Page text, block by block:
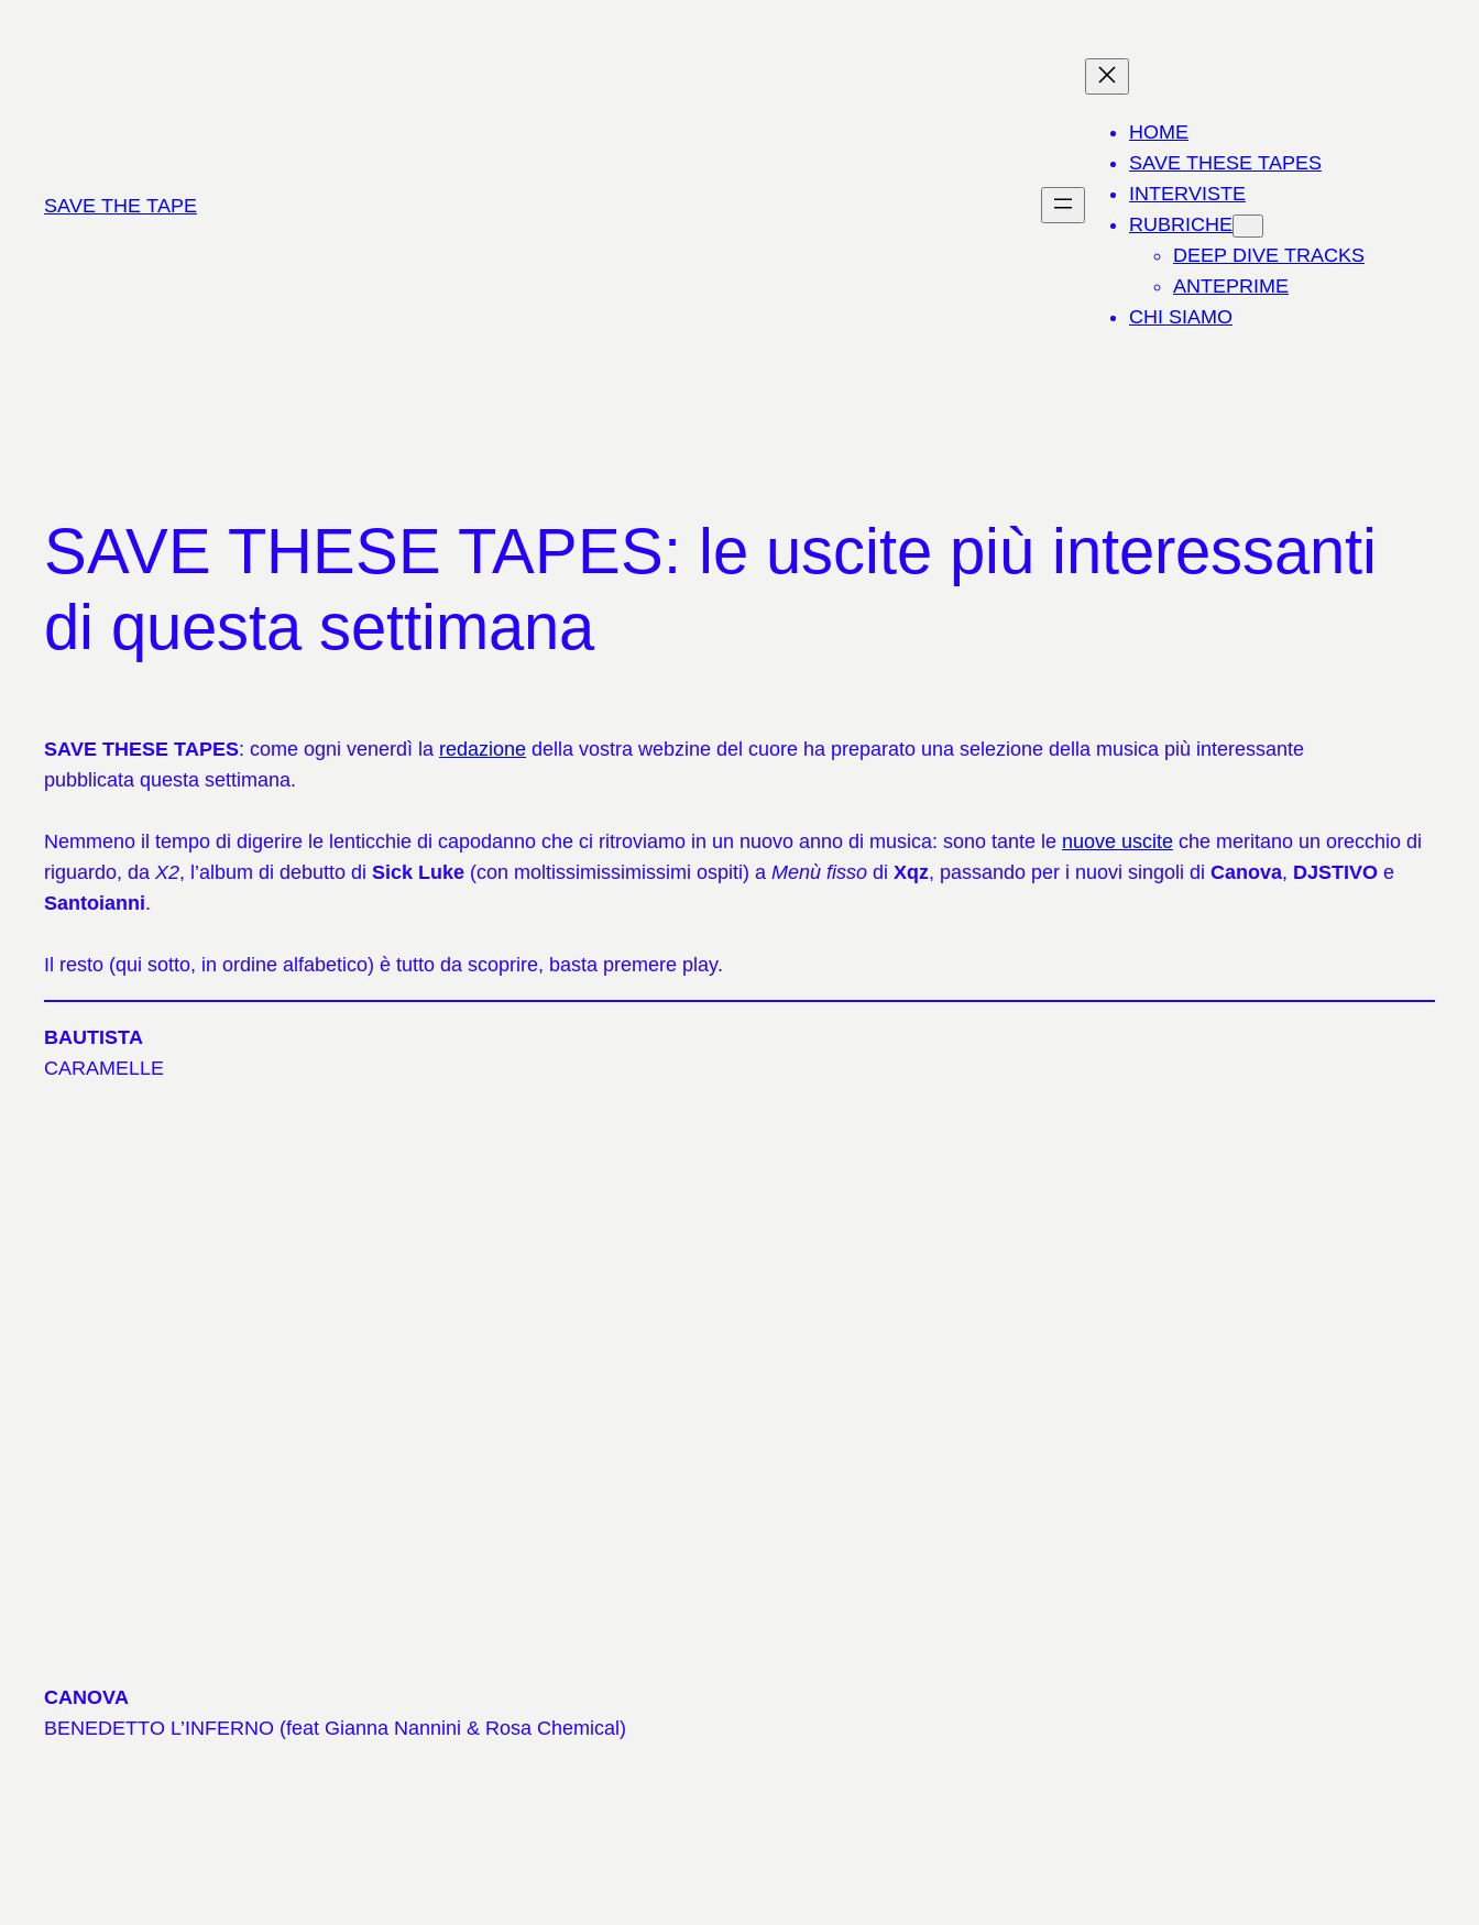
SAVE THE TAPE
HOME
SAVE THESE TAPES
INTERVISTE
RUBRICHE
DEEP DIVE TRACKS
ANTEPRIME
CHI SIAMO
SAVE THESE TAPES: le uscite più interessanti
di questa settimana
SAVE THESE TAPES: come ogni venerdì la redazione della vostra webzine del cuore ha preparato una selezione della musica più interessante
pubblicata questa settimana.
Nemmeno il tempo di digerire le lenticchie di capodanno che ci ritroviamo in un nuovo anno di musica: sono tante le nuove uscite che meritano un orecchio di
riguardo, da X2, l’album di debutto di Sick Luke (con moltissimissimissimi ospiti) a Menù fisso di Xqz, passando per i nuovi singoli di Canova, DJSTIVO e
Santoianni.
Il resto (qui sotto, in ordine alfabetico) è tutto da scoprire, basta premere play.
BAUTISTA
CARAMELLE
CANOVA
BENEDETTO L’INFERNO (feat Gianna Nannini & Rosa Chemical)